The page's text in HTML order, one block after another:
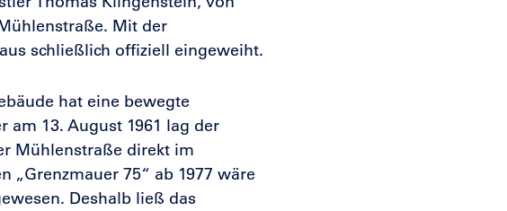
Mit der
schließlich offiziell eingeweiht.
hat eine bewegte
am 13. August 1961 lag der
Mühlenstraße direkt im
„Grenzmauer 75“ ab 1977 wäre
Deshalb ließ das